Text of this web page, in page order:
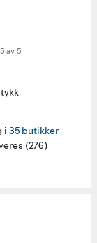
5.0 av 5 mulige
5av5
i 35 butikker
(276)